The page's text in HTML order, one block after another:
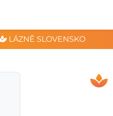
LÁZNĚ SLOVENSKO